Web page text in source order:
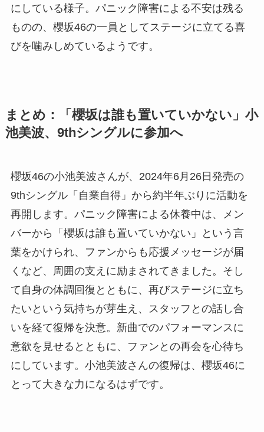
にしている様子。パニック障害による不安は残る
ものの、櫻坂46の一員としてステージに立てる喜
びを噛みしめているようです。
まとめ：「櫻坂は誰も置いていかない」小
池美波、9thシングルに参加へ
櫻坂46の小池美波さんが、2024年6月26日発売の
9thシングル「自業自得」から約半年ぶりに活動を
再開します。パニック障害による休養中は、メン
バーから「櫻坂は誰も置いていかない」という言
葉をかけられ、ファンからも応援メッセージが届
くなど、周囲の支えに励まされてきました。そし
て自身の体調回復とともに、再びステージに立ち
たいという気持ちが芽生え、スタッフとの話し合
いを経て復帰を決意。新曲でのパフォーマンスに
意欲を見せるとともに、ファンとの再会を心待ち
にしています。小池美波さんの復帰は、櫻坂46に
とって大きな力になるはずです。